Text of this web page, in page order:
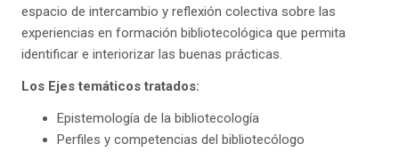
espacio de intercambio y reflexión colectiva sobre las
experiencias en formación bibliotecológica que permita
identificar e interiorizar las buenas prácticas.
Los Ejes temáticos tratados:
Epistemología de la bibliotecología
Perfiles y competencias del bibliotecólogo